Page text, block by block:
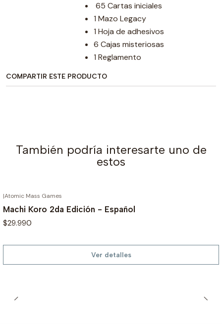
65 Cartas iniciales
1 Mazo Legacy
1 Hoja de adhesivos
6 Cajas misteriosas
1 Reglamento
COMPARTIR ESTE PRODUCTO
También podría interesarte uno de
estos
|Atomic Mass Games
Machi Koro 2da Edición - Español
$29.990
Ver detalles